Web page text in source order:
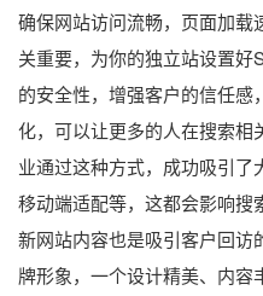
确保网站访问流畅，页面加载
关重要，为你的独立站设置
的安全性，增强客户的信任
化，可以让更多的人在搜索
业通过这种方式，成功吸引了
移动端适配等，这都会影响搜
新网站内容也是吸引客户回访
牌形象，一个设计精美、内